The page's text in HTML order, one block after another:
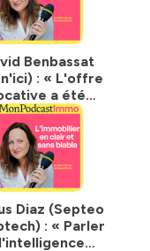
Benbassat
: « L'offre
a été
par 5 depuis
2019 »
Diaz (Septeo
: « Parler